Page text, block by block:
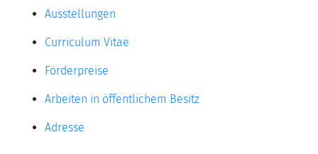
Ausstellungen
Curriculum Vitae
Förderpreise
Arbeiten in öffentlichem Besitz
Adresse